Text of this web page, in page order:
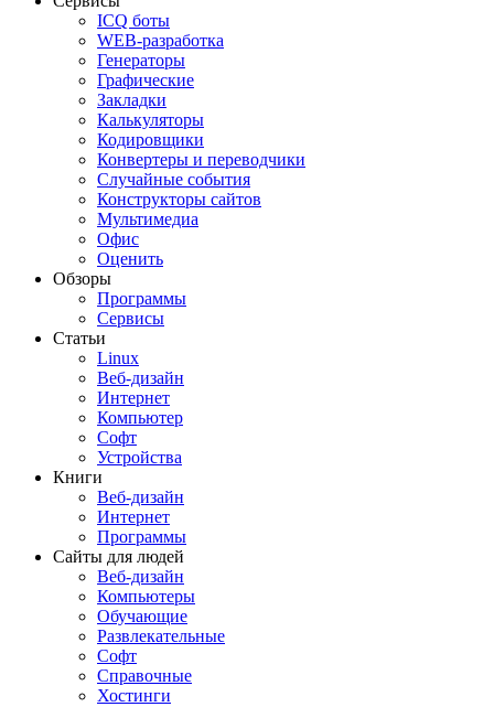
ICQ боты
WEB-разработка
Генераторы
Графические
Закладки
Калькуляторы
Кодировщики
Конвертеры и переводчики
Случайные события
Конструкторы сайтов
Мультимедиа
Офис
Оценить
Обзоры
Программы
Сервисы
Статьи
Linux
Веб-дизайн
Интернет
Компьютер
Софт
Устройства
Книги
Веб-дизайн
Интернет
Программы
Сайты для людей
Веб-дизайн
Компьютеры
Обучающие
Развлекательные
Софт
Справочные
Хостинги